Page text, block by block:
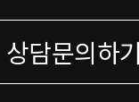
상담문의하